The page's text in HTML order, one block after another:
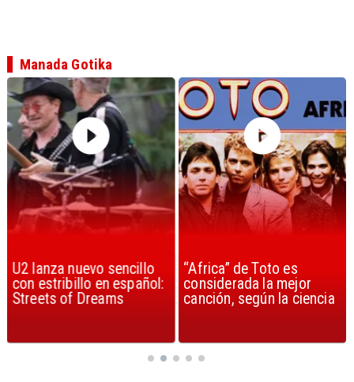
U2 lanza nuevo sencillo
con estribillo en español:
Streets of Dreams
“Africa” de Toto es
considerada la mejor
canción, según la ciencia
Manada Gotika